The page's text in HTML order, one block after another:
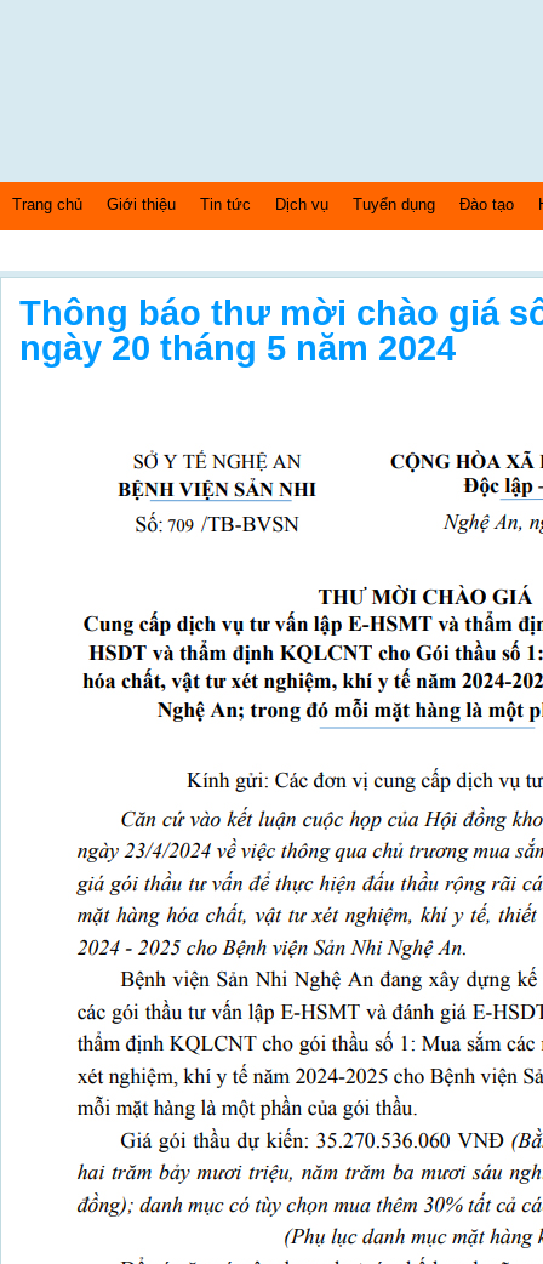
Trang chủ Giới thiệu Tin tức Dịch vụ Tuyển dụng Đào tạo
Thông báo thư mời chào giá
ngày 20 tháng 5 năm 2024